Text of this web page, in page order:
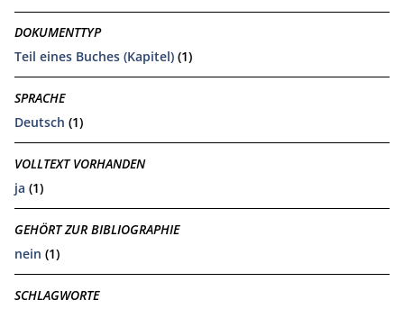
DOKUMENTTYP
Teil eines Buches (Kapitel) (1)
SPRACHE
Deutsch (1)
VOLLTEXT VORHANDEN
ja (1)
GEHÖRT ZUR BIBLIOGRAPHIE
nein (1)
SCHLAGWORTE